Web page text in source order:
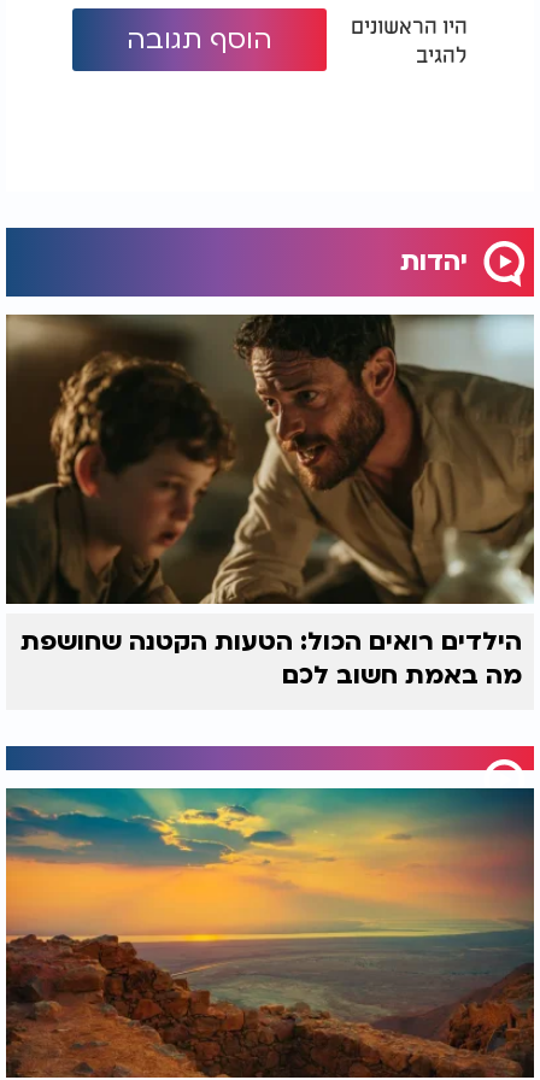
היו הראשונים
להגיב
הוסף תגובה
יהדות
הילדים רואים הכול: הטעות הקטנה שחושפת
מה באמת חשוב לכם